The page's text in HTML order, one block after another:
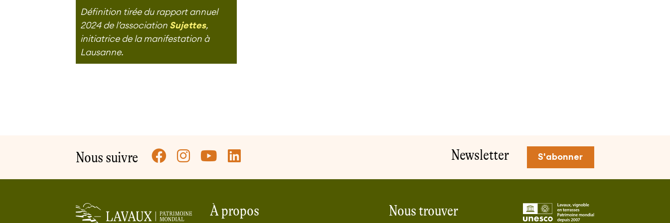
Définition tirée du rapport annuel
2024 de l’association Sujettes,
initiatrice de la manifestation à
Lausanne.
Nous suivre Newsletter S'abonner
À propos Nous trouver